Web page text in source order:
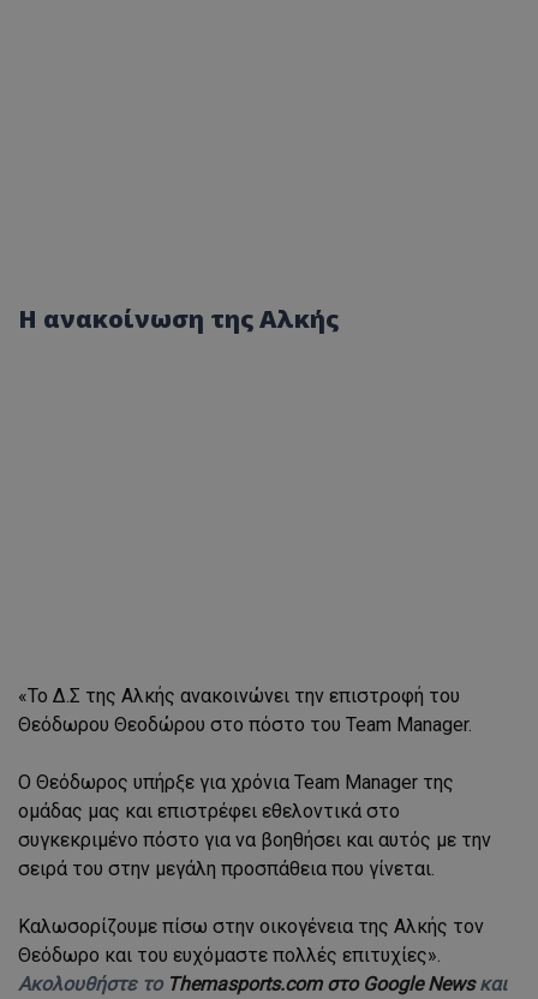
Η ανακοίνωση της Αλκής
«Το Δ.Σ της Αλκής ανακοινώνει την επιστροφή του
Θεόδωρου Θεοδώρου στο πόστο του Team Manager.
Ο Θεόδωρος υπήρξε για χρόνια Team Manager της
ομάδας μας και επιστρέφει εθελοντικά στο
συγκεκριμένο πόστο για να βοηθήσει και αυτός με την
σειρά του στην μεγάλη προσπάθεια που γίνεται.
Καλωσορίζουμε πίσω στην οικογένεια της Αλκής τον
Θεόδωρο και του ευχόμαστε πολλές επιτυχίες».
Ακολουθήστε το Themasports.com στο Google Newsκαι